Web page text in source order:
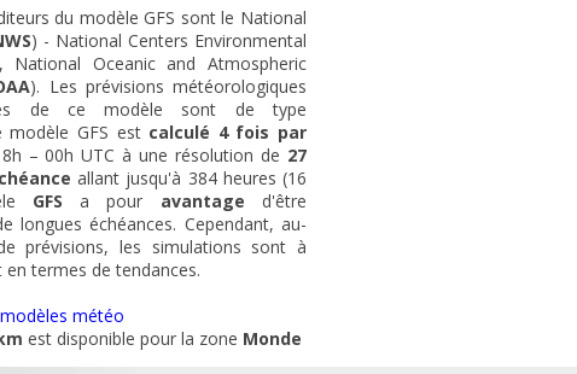
du modèle GFS sont le National
) - National Centers Environmental
National Oceanic and Atmospheric
). Les prévisions météorologiques
de ce modèle sont de type
modèle GFS est calculé 4 fois par
– 00h UTC à une résolution de 27
allant jusqu'à 384 heures (16
GFS a pour avantage d'être
longues échéances. Cependant, au-
prévisions, les simulations sont à
termes de tendances.
météo
est disponible pour la zone Monde